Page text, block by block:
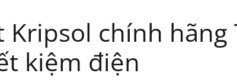
Kripsol chính hãng
kiệm điện